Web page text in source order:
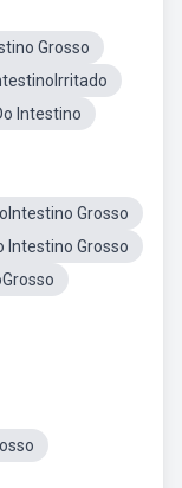
Grosso
Intestino
Grosso
Intestino Grosso